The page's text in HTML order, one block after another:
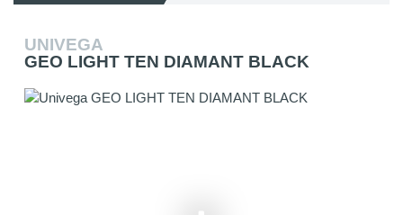
UNIVEGA
GEO LIGHT TEN DIAMANT BLACK